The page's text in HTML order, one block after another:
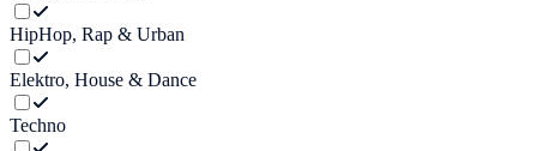
HipHop, Rap & Urban
Elektro, House & Dance
Techno